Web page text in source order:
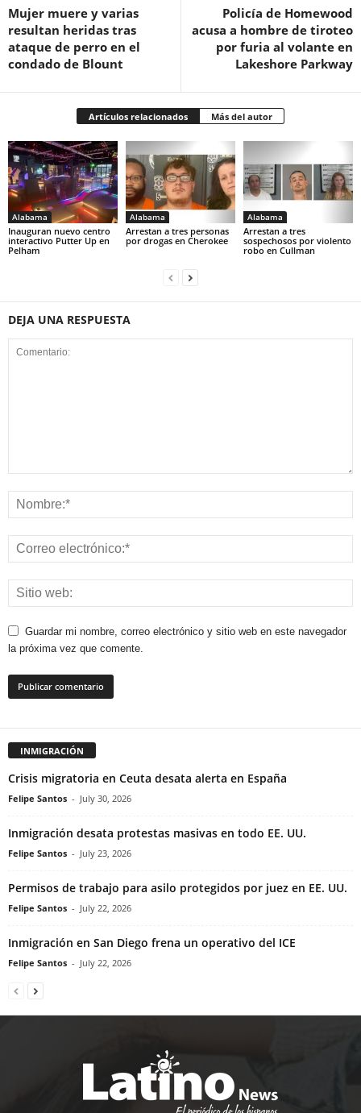
Mujer muere y varias
resultan heridas tras
ataque de perro en el
condado de Blount
Policía de Homewood
acusa a hombre de tiroteo
por furia al volante en
Lakeshore Parkway
Artículos relacionados Más del autor
Alabama
Inauguran nuevo centro
interactivo Putter Up en
Pelham
Alabama
Arrestan a tres personas
por drogas en Cherokee
Alabama
Arrestan a tres
sospechosos por violento
robo en Cullman
DEJA UNA RESPUESTA
Guardar mi nombre, correo electrónico y sitio web en este navegador
la próxima vez que comente.
INMIGRACIÓN
Crisis migratoria en Ceuta desata alerta en España
Felipe Santos - July 30, 2026
Inmigración desata protestas masivas en todo EE. UU.
Felipe Santos - July 23, 2026
Permisos de trabajo para asilo protegidos por juez en EE. UU.
Felipe Santos - July 22, 2026
Inmigración en San Diego frena un operativo del ICE
Felipe Santos - July 22, 2026